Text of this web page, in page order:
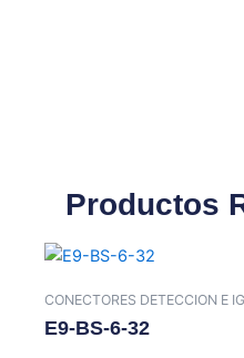
Productos
CONECTORES DETECCION E
E9-BS-6-32